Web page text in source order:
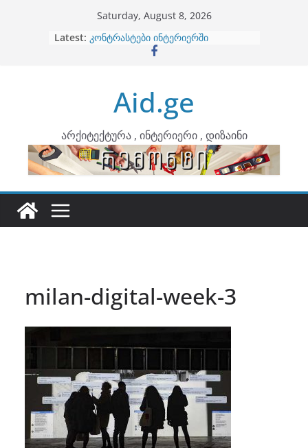
Saturday, August 8, 2026
Latest: ბინების გაერთიანება
კონტრასტები ინტერიერში
ინტერიერის დიზიანი
არტემიდი წარმოგიდგენთ
Aid.ge
არქიტექტურა , ინტერიერი , დიზაინი
milan-digital-week-3